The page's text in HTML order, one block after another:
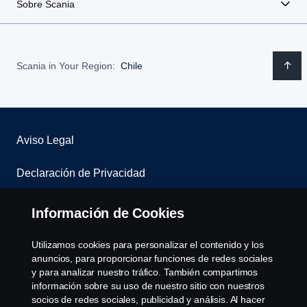
Sobre Scania
Scania in Your Region: Chile
Aviso Legal
Declaración de Privacidad
Contáctenos
Sistema de denuncias
Política de Cookies
Cookie settings
Información de Cookies
Utilizamos cookies para personalizar el contenido y los
anuncios, para proporcionar funciones de redes sociales
y para analizar nuestro tráfico. También compartimos
información sobre su uso de nuestro sitio con nuestros
socios de redes sociales, publicidad y análisis. Al hacer